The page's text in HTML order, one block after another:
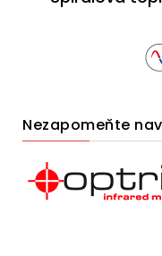
Nezapomeňte